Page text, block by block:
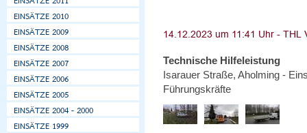
Technische Hilfeleistung
Isarauer Straße, Aholming -
Führungskräfte